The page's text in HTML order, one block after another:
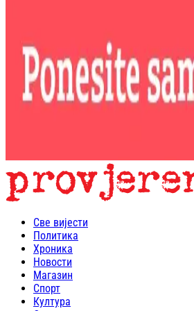
Све вијести
Политика
Хроника
Новости
Магазин
Спорт
Култура